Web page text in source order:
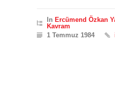
In Ercümend Özkan
Kavram
1 Temmuz 1984